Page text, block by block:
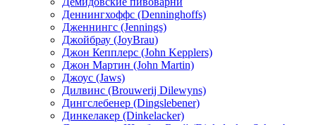
Деннингхоффc (Denninghoffs)
Дженнингс (Jennings)
Джойбрау (JoyBrau)
Джон Кепплерс (John Kepplers)
Джон Мартин (John Martin)
Джоус (Jaws)
Дилвинс (Brouwerij Dilewyns)
Дингслебенер (Dingslebener)
Динкелакер (Dinkelacker)